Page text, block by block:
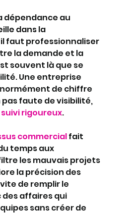
dépendance au
dans la
faut professionnaliser
la demande et la
souvent là que se
Une entreprise
de chiffre
pas faute de visibilité,
suivi rigoureux.
commercial fait
temps aux
les mauvais projets
la précision des
de remplir le
affaires qui
sans créer de